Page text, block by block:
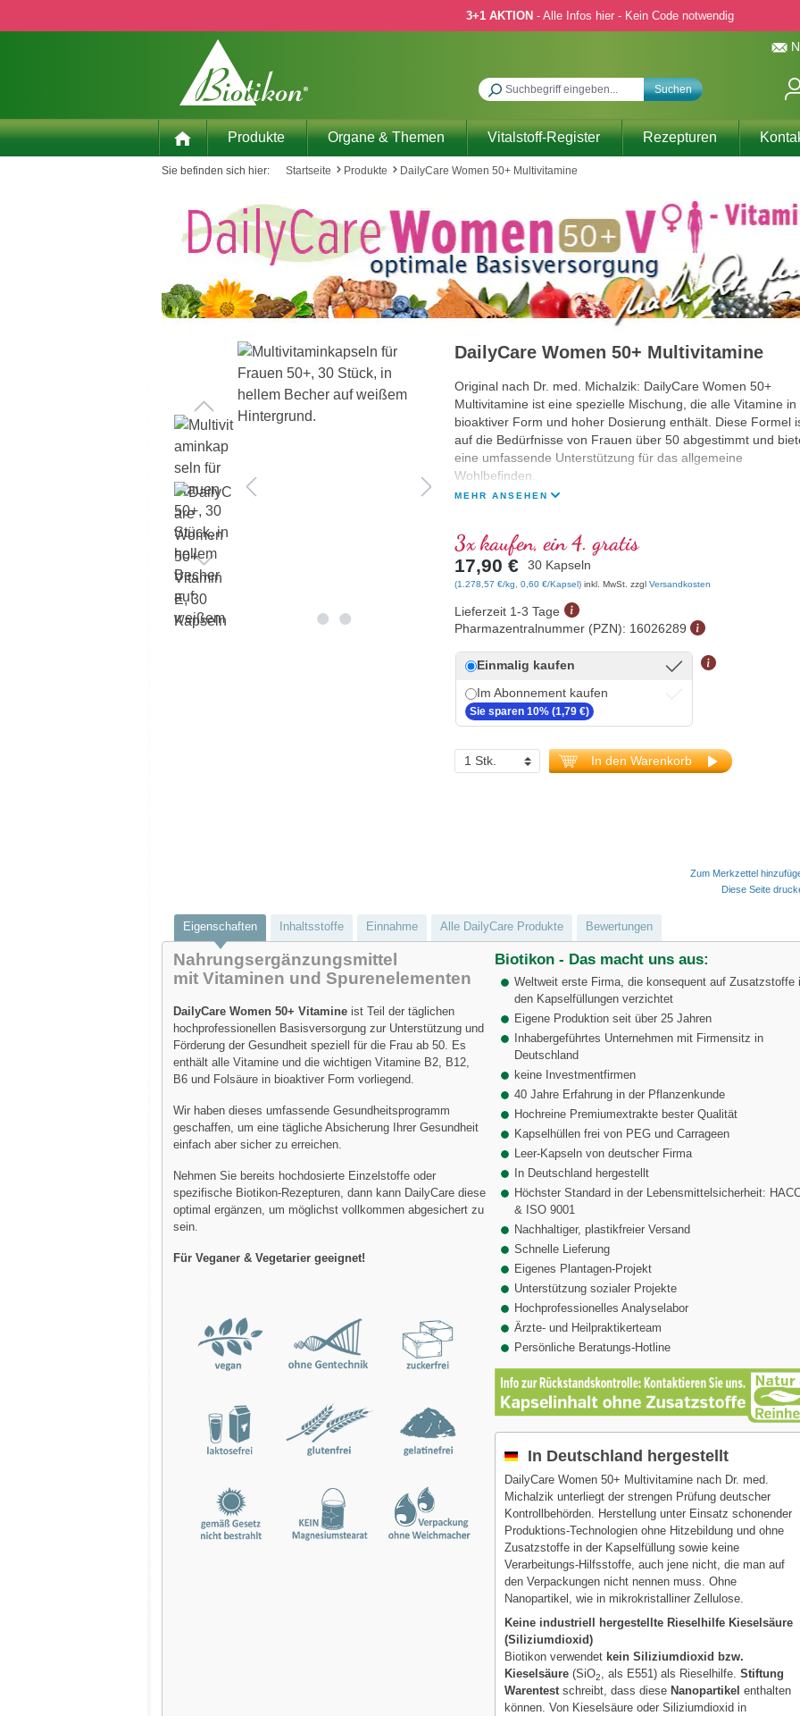
3+1 AKTION - Alle Infos hier - Kein Code notwendig
Suchen
Produkte Organe & Themen Vitalstoff-Register Rezepturen
Sie befinden sich hier: Startseite Produkte DailyCare Women 50+ Multivitamine
DailyCare Women 50+ Multivitamine
Original nach Dr. med. Michalzik: DailyCare Women 50+
Multivitamine ist eine spezielle Mischung, die alle Vitamine in
bioaktiver Form und hoher Dosierung enthält. Diese Formel
auf die Bedürfnisse von Frauen über 50 abgestimmt und
eine umfassende Unterstützung für das allgemeine
Wohlbefinden.
MEHR ANSEHEN
3x kaufen, ein 4. gratis
17,90 € 30 Kapseln
(1.278,57 €/kg, 0,60 €/Kapsel) inkl. MwSt. zzgl Versandkosten
Lieferzeit 1-3 Tage
Pharmazentralnummer (PZN): 16026289
Einmalig kaufen
Im Abonnement kaufen
Sie sparen 10% (1,79 €)
In den Warenkorb
Zum Merkzettel
Diese Seite
Eigenschaften Inhaltsstoffe Einnahme Alle DailyCare Produkte Bewertungen
Nahrungsergänzungsmittel
mit Vitaminen und Spurenelementen
DailyCare Women 50+ Vitamine ist Teil der täglichen
hochprofessionellen Basisversorgung zur Unterstützung und
Förderung der Gesundheit speziell für die Frau ab 50. Es
enthält alle Vitamine und die wichtigen Vitamine B2, B12,
B6 und Folsäure in bioaktiver Form vorliegend.
Wir haben dieses umfassende Gesundheitsprogramm
geschaffen, um eine tägliche Absicherung Ihrer Gesundheit
einfach aber sicher zu erreichen.
Nehmen Sie bereits hochdosierte Einzelstoffe oder
spezifische Biotikon-Rezepturen, dann kann DailyCare diese
optimal ergänzen, um möglichst vollkommen abgesichert zu
sein.
Für Veganer & Vegetarier geeignet!
Biotikon - Das macht uns aus:
Weltweit erste Firma, die konsequent auf Zusatzstoffe
den Kapselfüllungen verzichtet
Eigene Produktion seit über 25 Jahren
Inhabergeführtes Unternehmen mit Firmensitz in
Deutschland
keine Investmentfirmen
40 Jahre Erfahrung in der Pflanzenkunde
Hochreine Premiumextrakte bester Qualität
Kapselhüllen frei von PEG und Carrageen
Leer-Kapseln von deutscher Firma
In Deutschland hergestellt
Höchster Standard in der Lebensmittelsicherheit:
& ISO 9001
Nachhaltiger, plastikfreier Versand
Schnelle Lieferung
Eigenes Plantagen-Projekt
Unterstützung sozialer Projekte
Hochprofessionelles Analyselabor
Ärzte- und Heilpraktikerteam
Persönliche Beratungs-Hotline
In Deutschland hergestellt
DailyCare Women 50+ Multivitamine nach Dr. med.
Michalzik unterliegt der strengen Prüfung deutscher
Kontrollbehörden. Herstellung unter Einsatz schonender
Produktions-Technologien ohne Hitzebildung und ohne
Zusatzstoffe in der Kapselfüllung sowie keine
Verarbeitungs-Hilfsstoffe, auch jene nicht, die man auf
den Verpackungen nicht nennen muss. Ohne
Nanopartikel, wie in mikrokristalliner Zellulose.
Keine industriell hergestellte Rieselhilfe Kieselsäure
(Siliziumdioxid)
Biotikon verwendet kein Siliziumdioxid bzw.
Kieselsäure (SiO2, als E551) als Rieselhilfe.Stiftung
Warentestschreibt, dass diese Nanopartikel enthalten
können. Von Kieselsäure oder Siliziumdioxid in